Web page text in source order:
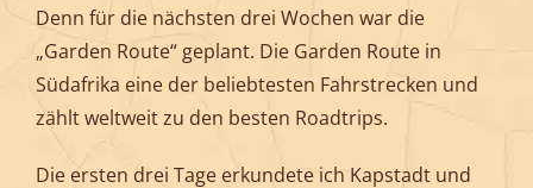
Denn für die nächsten drei Wochen war die
„Garden Route“ geplant. Die Garden Route in
Südafrika eine der beliebtesten Fahrstrecken und
zählt weltweit zu den besten Roadtrips.
Die ersten drei Tage erkundete ich Kapstadt und